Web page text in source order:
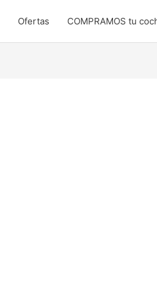
Ofertas COMPRAMOS tu